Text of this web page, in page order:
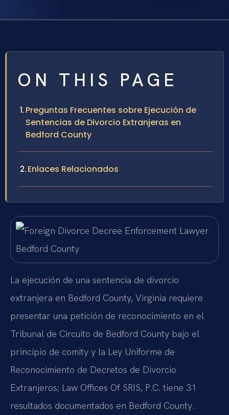
ON THIS PAGE
Preguntas Frecuentes sobre Ejecución de
Sentencias de Divorcio Extranjeras en
Bedford County
Enlaces Relacionados
La ejecución de una sentencia de divorcio
extranjera en Bedford County, Virginia requiere
presentar una petición de reconocimiento en el
Tribunal de Circuito de Bedford County bajo el
principio de comity y la Ley Uniforme de
Reconocimiento de Decretos de Divorcio
Extranjeros; Law Offices Of SRIS, P.C. tiene 31
resultados documentados en Bedford County.